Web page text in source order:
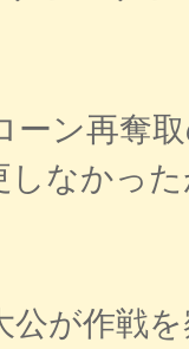
ーン再奪
しなかっ
公が作戦